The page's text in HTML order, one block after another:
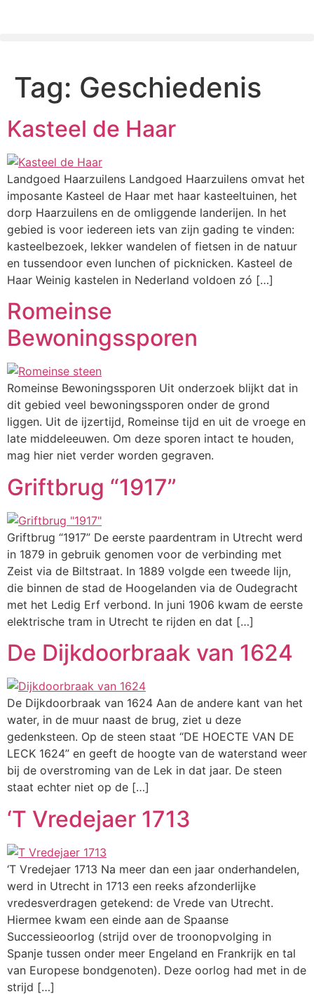
Tag: Geschiedenis
Kasteel de Haar
Landgoed Haarzuilens Landgoed Haarzuilens omvat het
imposante Kasteel de Haar met haar kasteeltuinen, het
dorp Haarzuilens en de omliggende landerijen. In het
gebied is voor iedereen iets van zijn gading te vinden:
kasteelbezoek, lekker wandelen of fietsen in de natuur
en tussendoor even lunchen of picknicken. Kasteel de
Haar Weinig kastelen in Nederland voldoen zó […]
Romeinse
Bewoningssporen
Romeinse Bewoningssporen Uit onderzoek blijkt dat in
dit gebied veel bewoningssporen onder de grond
liggen. Uit de ijzertijd, Romeinse tijd en uit de vroege en
late middeleeuwen. Om deze sporen intact te houden,
mag hier niet verder worden gegraven.
Griftbrug “1917”
Griftbrug “1917” De eerste paardentram in Utrecht werd
in 1879 in gebruik genomen voor de verbinding met
Zeist via de Biltstraat. In 1889 volgde een tweede lijn,
die binnen de stad de Hoogelanden via de Oudegracht
met het Ledig Erf verbond. In juni 1906 kwam de eerste
elektrische tram in Utrecht te rijden en dat […]
De Dijkdoorbraak van 1624
De Dijkdoorbraak van 1624 Aan de andere kant van het
water, in de muur naast de brug, ziet u deze
gedenksteen. Op de steen staat “DE HOECTE VAN DE
LECK 1624” en geeft de hoogte van de waterstand weer
bij de overstroming van de Lek in dat jaar. De steen
staat echter niet op de […]
‘T Vredejaer 1713
‘T Vredejaer 1713 Na meer dan een jaar onderhandelen,
werd in Utrecht in 1713 een reeks afzonderlijke
vredesverdragen getekend: de Vrede van Utrecht.
Hiermee kwam een einde aan de Spaanse
Successieoorlog (strijd over de troonopvolging in
Spanje tussen onder meer Engeland en Frankrijk en tal
van Europese bondgenoten). Deze oorlog had met in de
strijd […]